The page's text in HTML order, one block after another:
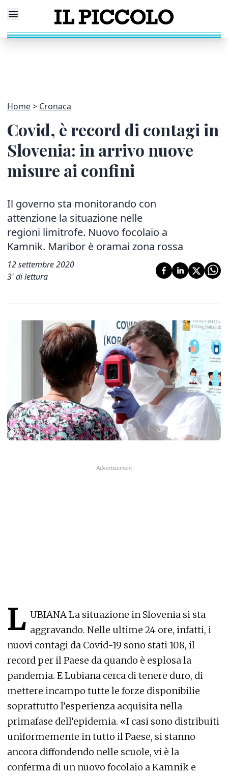
Home Cronaca
Covid, è record di contagi in
Slovenia: in arrivo nuove
misure ai confini
Il governo sta monitorando con
attenzione la situazione nelle
regioni limitrofe. Nuovo focolaio a
Kamnik. Maribor è oramai zona rossa
12 settembre 2020
3' di lettura
L UBIANA La situazione in Slovenia si sta
aggravando. Nelle ultime 24 ore, infatti, i
nuovi contagi da Covid-19 sono stati 108, il
record per il Paese da quando è esplosa la
pandemia. E Lubiana cerca di tenere duro, di
mettere incampo tutte le forze disponibilie
soprattutto l’esperienza acquisita nella
primafase dell’epidemia. «I casi sono distribuiti
uniformemente in tutto il Paese, si stanno
ancora diffondendo nelle scuole, vi è la
conferma di un nuovo focolaio a Kamnik e